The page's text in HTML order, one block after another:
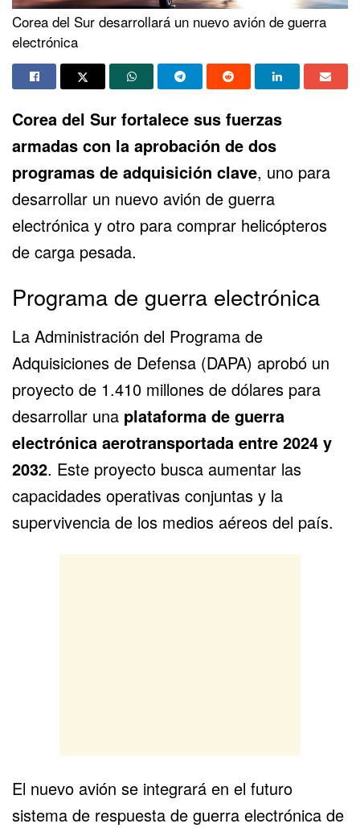
Corea del Sur desarrollará un nuevo avión de guerra
electrónica
Corea del Sur fortalece sus fuerzas
armadas con la aprobación de dos
programas de adquisición clave, uno para
desarrollar un nuevo avión de guerra
electrónica y otro para comprar helicópteros
de carga pesada.
Programa de guerra electrónica
La Administración del Programa de
Adquisiciones de Defensa (DAPA) aprobó un
proyecto de 1.410 millones de dólares para
desarrollar una plataforma de guerra
electrónica aerotransportada entre 2024 y
2032. Este proyecto busca aumentar las
capacidades operativas conjuntas y la
supervivencia de los medios aéreos del país.
El nuevo avión se integrará en el futuro
sistema de respuesta de guerra electrónica de